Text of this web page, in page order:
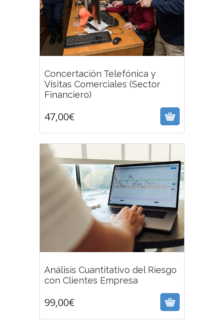
Concertación Telefónica y
Visitas Comerciales (Sector
Financiero)
47,00€
47,00€
Análisis Cuantitativo del Riesgo
con Clientes Empresa
99,00€
99,00€